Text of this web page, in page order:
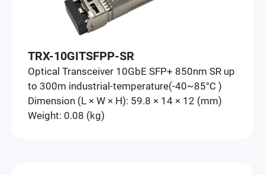
TRX-10GITSFPP-SR
Optical Transceiver 10GbE SFP+ 850nm SR up
to 300m industrial-temperature(-40~85°C )
Dimension (L × W × H): 59.8 × 14 × 12 (mm)
Weight: 0.08 (kg)